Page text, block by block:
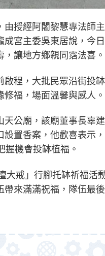
授經阿闍黎慧專法師
宮主委吳東居說，今
讓地方鄉親同霑法喜。
程，大批民眾沿街投
福，場面溫馨與感人。
公廟，該廟董事長辜
置香案，他歡喜表示
握機會投缽植福。
大戒」行腳托缽祈福活
來滿滿祝福，隊伍最